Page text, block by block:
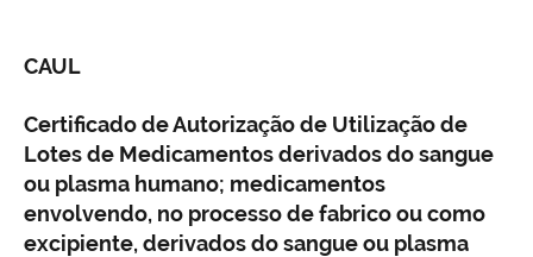
CAUL
Certificado de Autorização de Utilização de
Lotes de Medicamentos derivados do sangue
ou plasma humano; medicamentos
envolvendo, no processo de fabrico ou como
excipiente, derivados do sangue ou plasma